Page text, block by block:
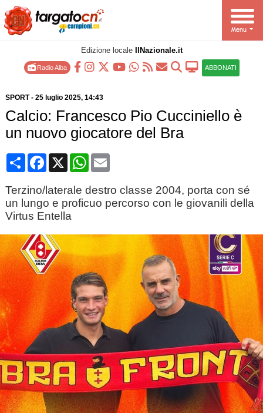
Edizione locale IlNazionale.it
Radio Alba ABBONATI
SPORT- 25 luglio 2025, 14:43
Calcio: Francesco Pio Cucciniello è
un nuovo giocatore del Bra
CondividiFacebook
X WhatsApp
Email
Terzino/laterale destro classe 2004, porta con sé
un lungo e proficuo percorso con le giovanili della
Virtus Entella